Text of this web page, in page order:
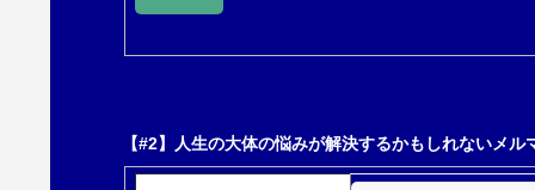
【#2】人生の大体の悩みが解決するかもしれないメル